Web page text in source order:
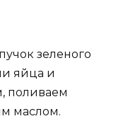
зеленого
яйца и
поливаем
маслом.